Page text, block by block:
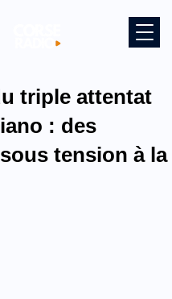
triple attentat
: des
tension à la